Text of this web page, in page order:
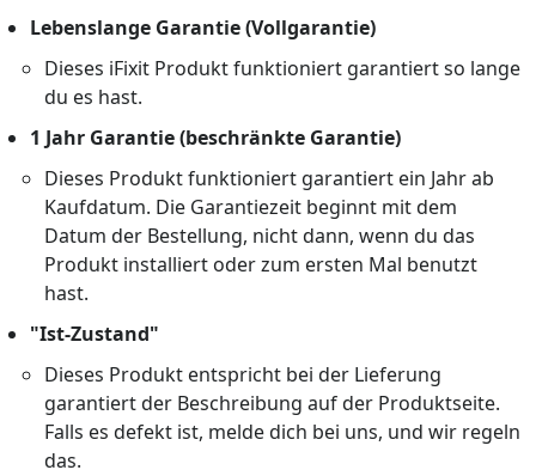
Lebenslange Garantie (Vollgarantie)
Dieses iFixit Produkt funktioniert garantiert so lange
du es hast.
1 Jahr Garantie (beschränkte Garantie)
Dieses Produkt funktioniert garantiert ein Jahr ab
Kaufdatum. Die Garantiezeit beginnt mit dem
Datum der Bestellung, nicht dann, wenn du das
Produkt installiert oder zum ersten Mal benutzt
hast.
"Ist-Zustand"
Dieses Produkt entspricht bei der Lieferung
garantiert der Beschreibung auf der Produktseite.
Falls es defekt ist, melde dich bei uns, und wir regeln
das.